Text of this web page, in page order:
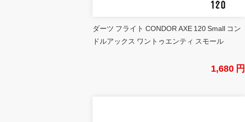
ダーツ フライト CONDOR AXE 120 Small コン
ドルアックス ワントゥエンティ スモール
1,680 円